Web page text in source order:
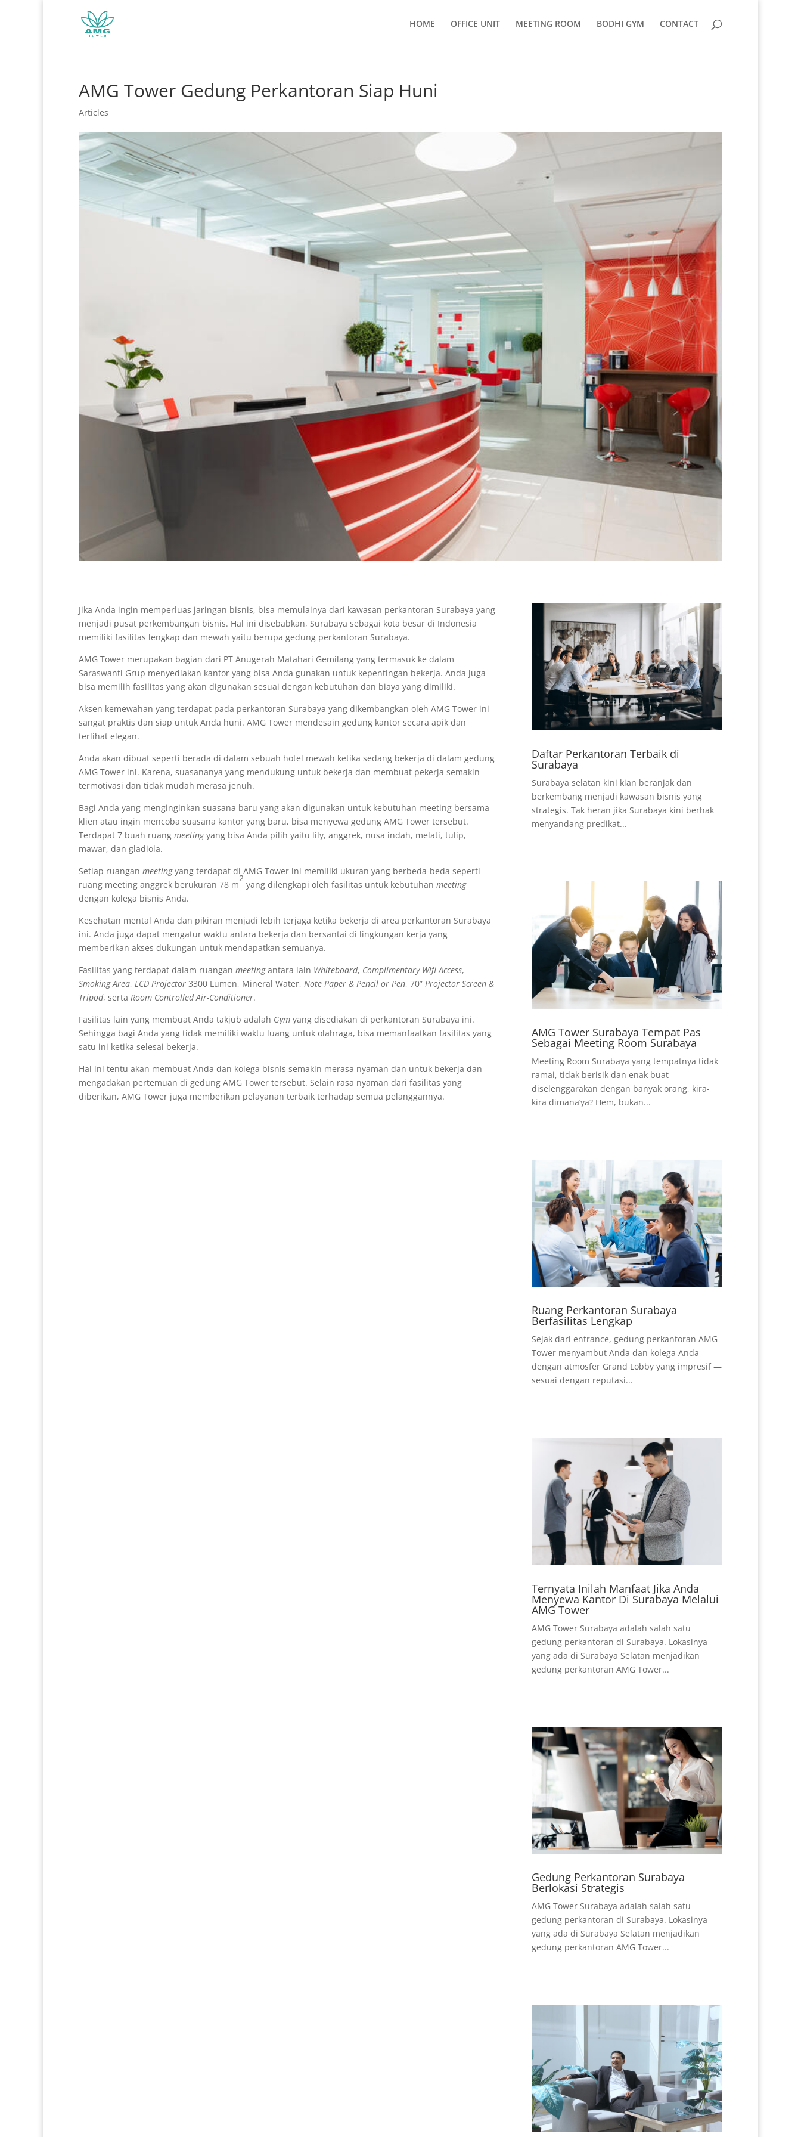
HOME OFFICE UNIT MEETING ROOM BODHI GYM CONTACT
AMG Tower Gedung Perkantoran Siap Huni
Articles
Jika Anda ingin memperluas jaringan bisnis, bisa memulainya dari kawasan perkantoran Surabaya yang
menjadi pusat perkembangan bisnis. Hal ini disebabkan, Surabaya sebagai kota besar di Indonesia
memiliki fasilitas lengkap dan mewah yaitu berupa gedung perkantoran Surabaya.
AMG Tower merupakan bagian dari PT Anugerah Matahari Gemilang yang termasuk ke dalam
Saraswanti Grup menyediakan kantor yang bisa Anda gunakan untuk kepentingan bekerja. Anda juga
bisa memilih fasilitas yang akan digunakan sesuai dengan kebutuhan dan biaya yang dimiliki.
Aksen kemewahan yang terdapat pada perkantoran Surabaya yang dikembangkan oleh AMG Tower ini
sangat praktis dan siap untuk Anda huni. AMG Tower mendesain gedung kantor secara apik dan
terlihat elegan.
Anda akan dibuat seperti berada di dalam sebuah hotel mewah ketika sedang bekerja di dalam gedung
AMG Tower ini. Karena, suasananya yang mendukung untuk bekerja dan membuat pekerja semakin
termotivasi dan tidak mudah merasa jenuh.
Bagi Anda yang menginginkan suasana baru yang akan digunakan untuk kebutuhan meeting bersama
klien atau ingin mencoba suasana kantor yang baru, bisa menyewa gedung AMG Tower tersebut.
Terdapat 7 buah ruang meetingyang bisa Anda pilih yaitu lily, anggrek, nusa indah, melati, tulip,
mawar, dan gladiola.
Setiap ruangan meetingyang terdapat di AMG Tower ini memiliki ukuran yang berbeda-beda seperti
ruang meeting anggrek berukuran 78 m
2
yang dilengkapi oleh fasilitas untuk kebutuhan meeting
dengan kolega bisnis Anda.
Kesehatan mental Anda dan pikiran menjadi lebih terjaga ketika bekerja di area perkantoran Surabaya
ini. Anda juga dapat mengatur waktu antara bekerja dan bersantai di lingkungan kerja yang
memberikan akses dukungan untuk mendapatkan semuanya.
Fasilitas yang terdapat dalam ruangan meetingantara lain Whiteboard, Complimentary Wifi Access,
Smoking Area, LCD Projector 3300 Lumen, Mineral Water, Note Paper & Pencil or Pen, 70” Projector Screen &
Tripod, serta Room Controlled Air-Conditioner.
Fasilitas lain yang membuat Anda takjub adalah Gym yang disediakan di perkantoran Surabaya ini.
Sehingga bagi Anda yang tidak memiliki waktu luang untuk olahraga, bisa memanfaatkan fasilitas yang
satu ini ketika selesai bekerja.
Hal ini tentu akan membuat Anda dan kolega bisnis semakin merasa nyaman dan untuk bekerja dan
mengadakan pertemuan di gedung AMG Tower tersebut. Selain rasa nyaman dari fasilitas yang
diberikan, AMG Tower juga memberikan pelayanan terbaik terhadap semua pelanggannya.
Daftar Perkantoran Terbaik di
Surabaya
Surabaya selatan kini kian beranjak dan
berkembang menjadi kawasan bisnis yang
strategis. Tak heran jika Surabaya kini berhak
menyandang predikat...
AMG Tower Surabaya Tempat Pas
Sebagai Meeting Room Surabaya
Meeting Room Surabaya yang tempatnya tidak
ramai, tidak berisik dan enak buat
diselenggarakan dengan banyak orang, kira-
kira dimana’ya? Hem, bukan...
Ruang Perkantoran Surabaya
Berfasilitas Lengkap
Sejak dari entrance, gedung perkantoran AMG
Tower menyambut Anda dan kolega Anda
dengan atmosfer Grand Lobby yang impresif —
sesuai dengan reputasi...
Ternyata Inilah Manfaat Jika Anda
Menyewa Kantor Di Surabaya Melalui
AMG Tower
AMG Tower Surabaya adalah salah satu
gedung perkantoran di Surabaya. Lokasinya
yang ada di Surabaya Selatan menjadikan
gedung perkantoran AMG Tower...
Gedung Perkantoran Surabaya
Berlokasi Strategis
AMG Tower Surabaya adalah salah satu
gedung perkantoran di Surabaya. Lokasinya
yang ada di Surabaya Selatan menjadikan
gedung perkantoran AMG Tower...